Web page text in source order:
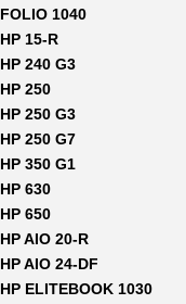
FOLIO 1040
HP 15-R
HP 240 G3
HP 250
HP 250 G3
HP 250 G7
HP 350 G1
HP 630
HP 650
HP AIO 20-R
HP AIO 24-DF
HP ELITEBOOK 1030